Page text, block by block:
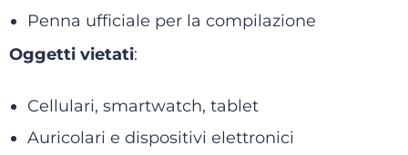
Penna ufficiale per la compilazione
Oggetti vietati:
Cellulari, smartwatch, tablet
Auricolari e dispositivi elettronici